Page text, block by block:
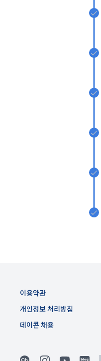
간을 정하여 "회원"에게 사
지할 수 있다. 만약, "회원"
1. 이 약관에서 규정하지
관한법률, 전기통신기본법,
비자기본법 등의 관계법령
2. "회원"이 "회사"와 개별
의 안내를 "회원"에게 통지
증에 필요한 이름, 생년월일
4. 페이스북 등 외부서비스
사”가 “회원”의 외부 서비
2) 데이콘 인재풀 등록 시
여부, 사용 가능한 프로그
대회 코드 링크1개, 구직 의향,
력, 개인 운영 사이트 링크
모바일 서비스의 특성상
이는 개인을 식별할 수 없
4) 보상금 지급 시 수집하는
IP Address, 쿠키, 방문일
광고 ID, 접속 환경
나. 개인정보 수집방법
에 대해 동의를 하고 직접
이용약관
개인정보 처리방침
데이콘 채용